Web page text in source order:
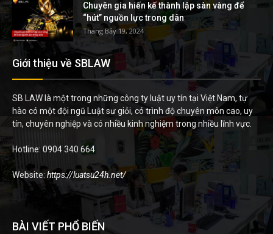
Chuyên gia hiến kế thành lập sàn vàng để
“hút” nguồn lực trong dân
Tháng Bảy 19, 2024
Giới thiệu về SBLAW
SB LAW là một trong những công ty luật uy tín tại Việt Nam, tự
hào có một đội ngũ Luật sư giỏi, có trình độ chuyên môn cao, uy
tín, chuyên nghiệp và có nhiều kinh nghiệm trong nhiều lĩnh vực.
Hotline: 0904 340 664
Website: https://luatsu24h.net/
BÀI VIẾT PHỔ BIẾN